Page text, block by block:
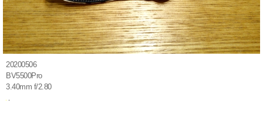
20200506
BV5500Pro
3.40mm f/2.80